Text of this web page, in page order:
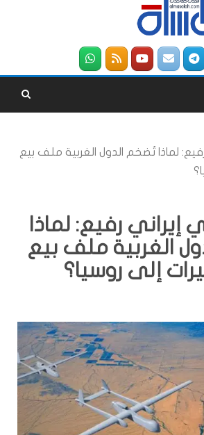
لماذا تُضخم الدول الغربية ملف بيع
إيراني رفيع: لماذا
الغربية ملف بيع
إلى روسيا؟